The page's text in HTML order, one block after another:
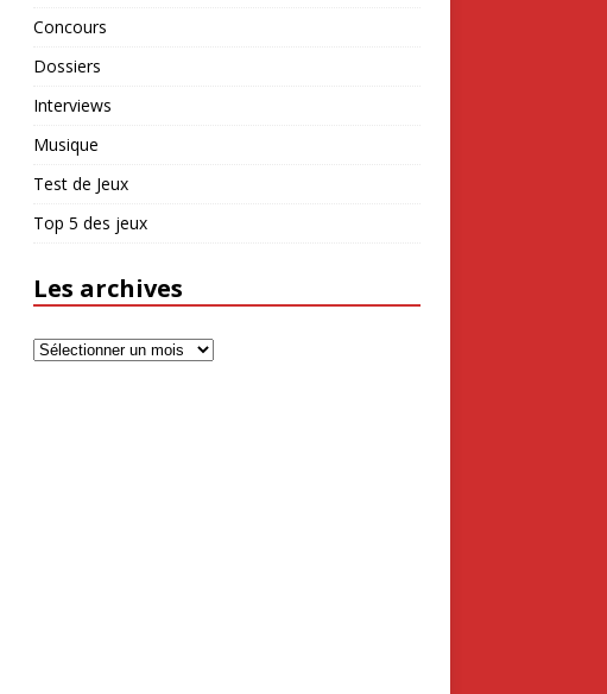
Concours
Dossiers
Interviews
Musique
Test de Jeux
Top 5 des jeux
Les archives